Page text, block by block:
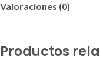
Valoraciones (0)
Productos